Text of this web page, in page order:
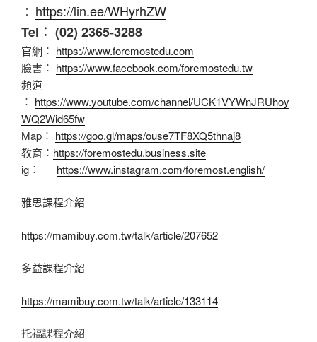
︰ https://lin.ee/WHyrhZW
Tel︰ (02) 2365-3288
官網︰ https://www.foremostedu.com
臉書︰ https://www.facebook.com/foremostedu.tw
頻道
︰ https://www.youtube.com/channel/UCK1VYWnJRUhoy
WQ2Wid65fw
Map︰ https://goo.gl/maps/ouse7TF8XQ5thnaj8
教育︰ https://foremostedu.business.site
ig︰ https://www.instagram.com/foremost.english/
雅思課程介紹
https://mamibuy.com.tw/talk/article/207652
多益課程介紹
https://mamibuy.com.tw/talk/article/133114
托福課程介紹